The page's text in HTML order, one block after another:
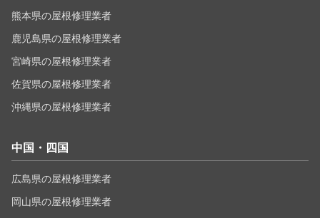
熊本県の屋根修理業者
鹿児島県の屋根修理業者
宮崎県の屋根修理業者
佐賀県の屋根修理業者
沖縄県の屋根修理業者
中国・四国
広島県の屋根修理業者
岡山県の屋根修理業者